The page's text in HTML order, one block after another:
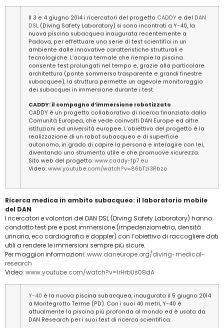
Il 3 e 4 giugno 2014 i ricercatori del progetto CADDY e del DAN
DSL (Diving Safety Laboratory) si sono incontrati a Y-40, la
nuova piscina subacquea inaugurata recentemente a
Padova, per effettuare una serie di test scientifici in un
ambiente dalle innovative caratteristiche strutturali e
tecnologiche. L’acqua termale che riempie la piscina
consente test prolungati nel tempo e, grazie alla particolare
architettura (ponte sommerso trasparente e grandi finestre
subacquee), la struttura permette un agevole monitoraggio
dei subacquei in immersione durante i test.
CADDY: il compagno d’immersione robotizzato
CADDY è un progetto collaborativo di ricerca finanziato dalla
Comunità Europea, che vede coinvolti DAN Europe ed altre
istituzioni ed università europee. L’obiettivo del progetto è la
realizzazione di un robot subacqueo e di superficie
autonomo, in grado di capire la persona e interagire con lei,
diventando uno strumento utile e che promuove sicurezza.
Sito web del progetto: www.caddy-fp7.eu
Video: www.youtube.com/watch?v=86bTzi3Rbzo
Ricerca medica in ambito subacqueo: il laboratorio mobile
del DAN
I ricercatori e volontari del DAN DSL (Diving Safety Laboratory) hanno
condotto test pre e post immersione (impedenziometria, densità
urinaria, eco cardiografia e doppler) con l’obiettivo di raccogliere dati
utili a rendere le immersioni sempre più sicure.
Per maggiori informazioni: www.daneurope.org/diving-medical-
research
Video: www.youtube.com/watch?v=IrHrbUs08dA
Y-40 è la nuova piscina subacquea, inaugurata il 5 giugno 2014
a Montegrotto Terme (PD). Con i suoi 40 metri, Y-40 è
attualmente la piscina più profonda al mondo ed è usata da
DAN Research per i suoi test di ricerca scientifica.